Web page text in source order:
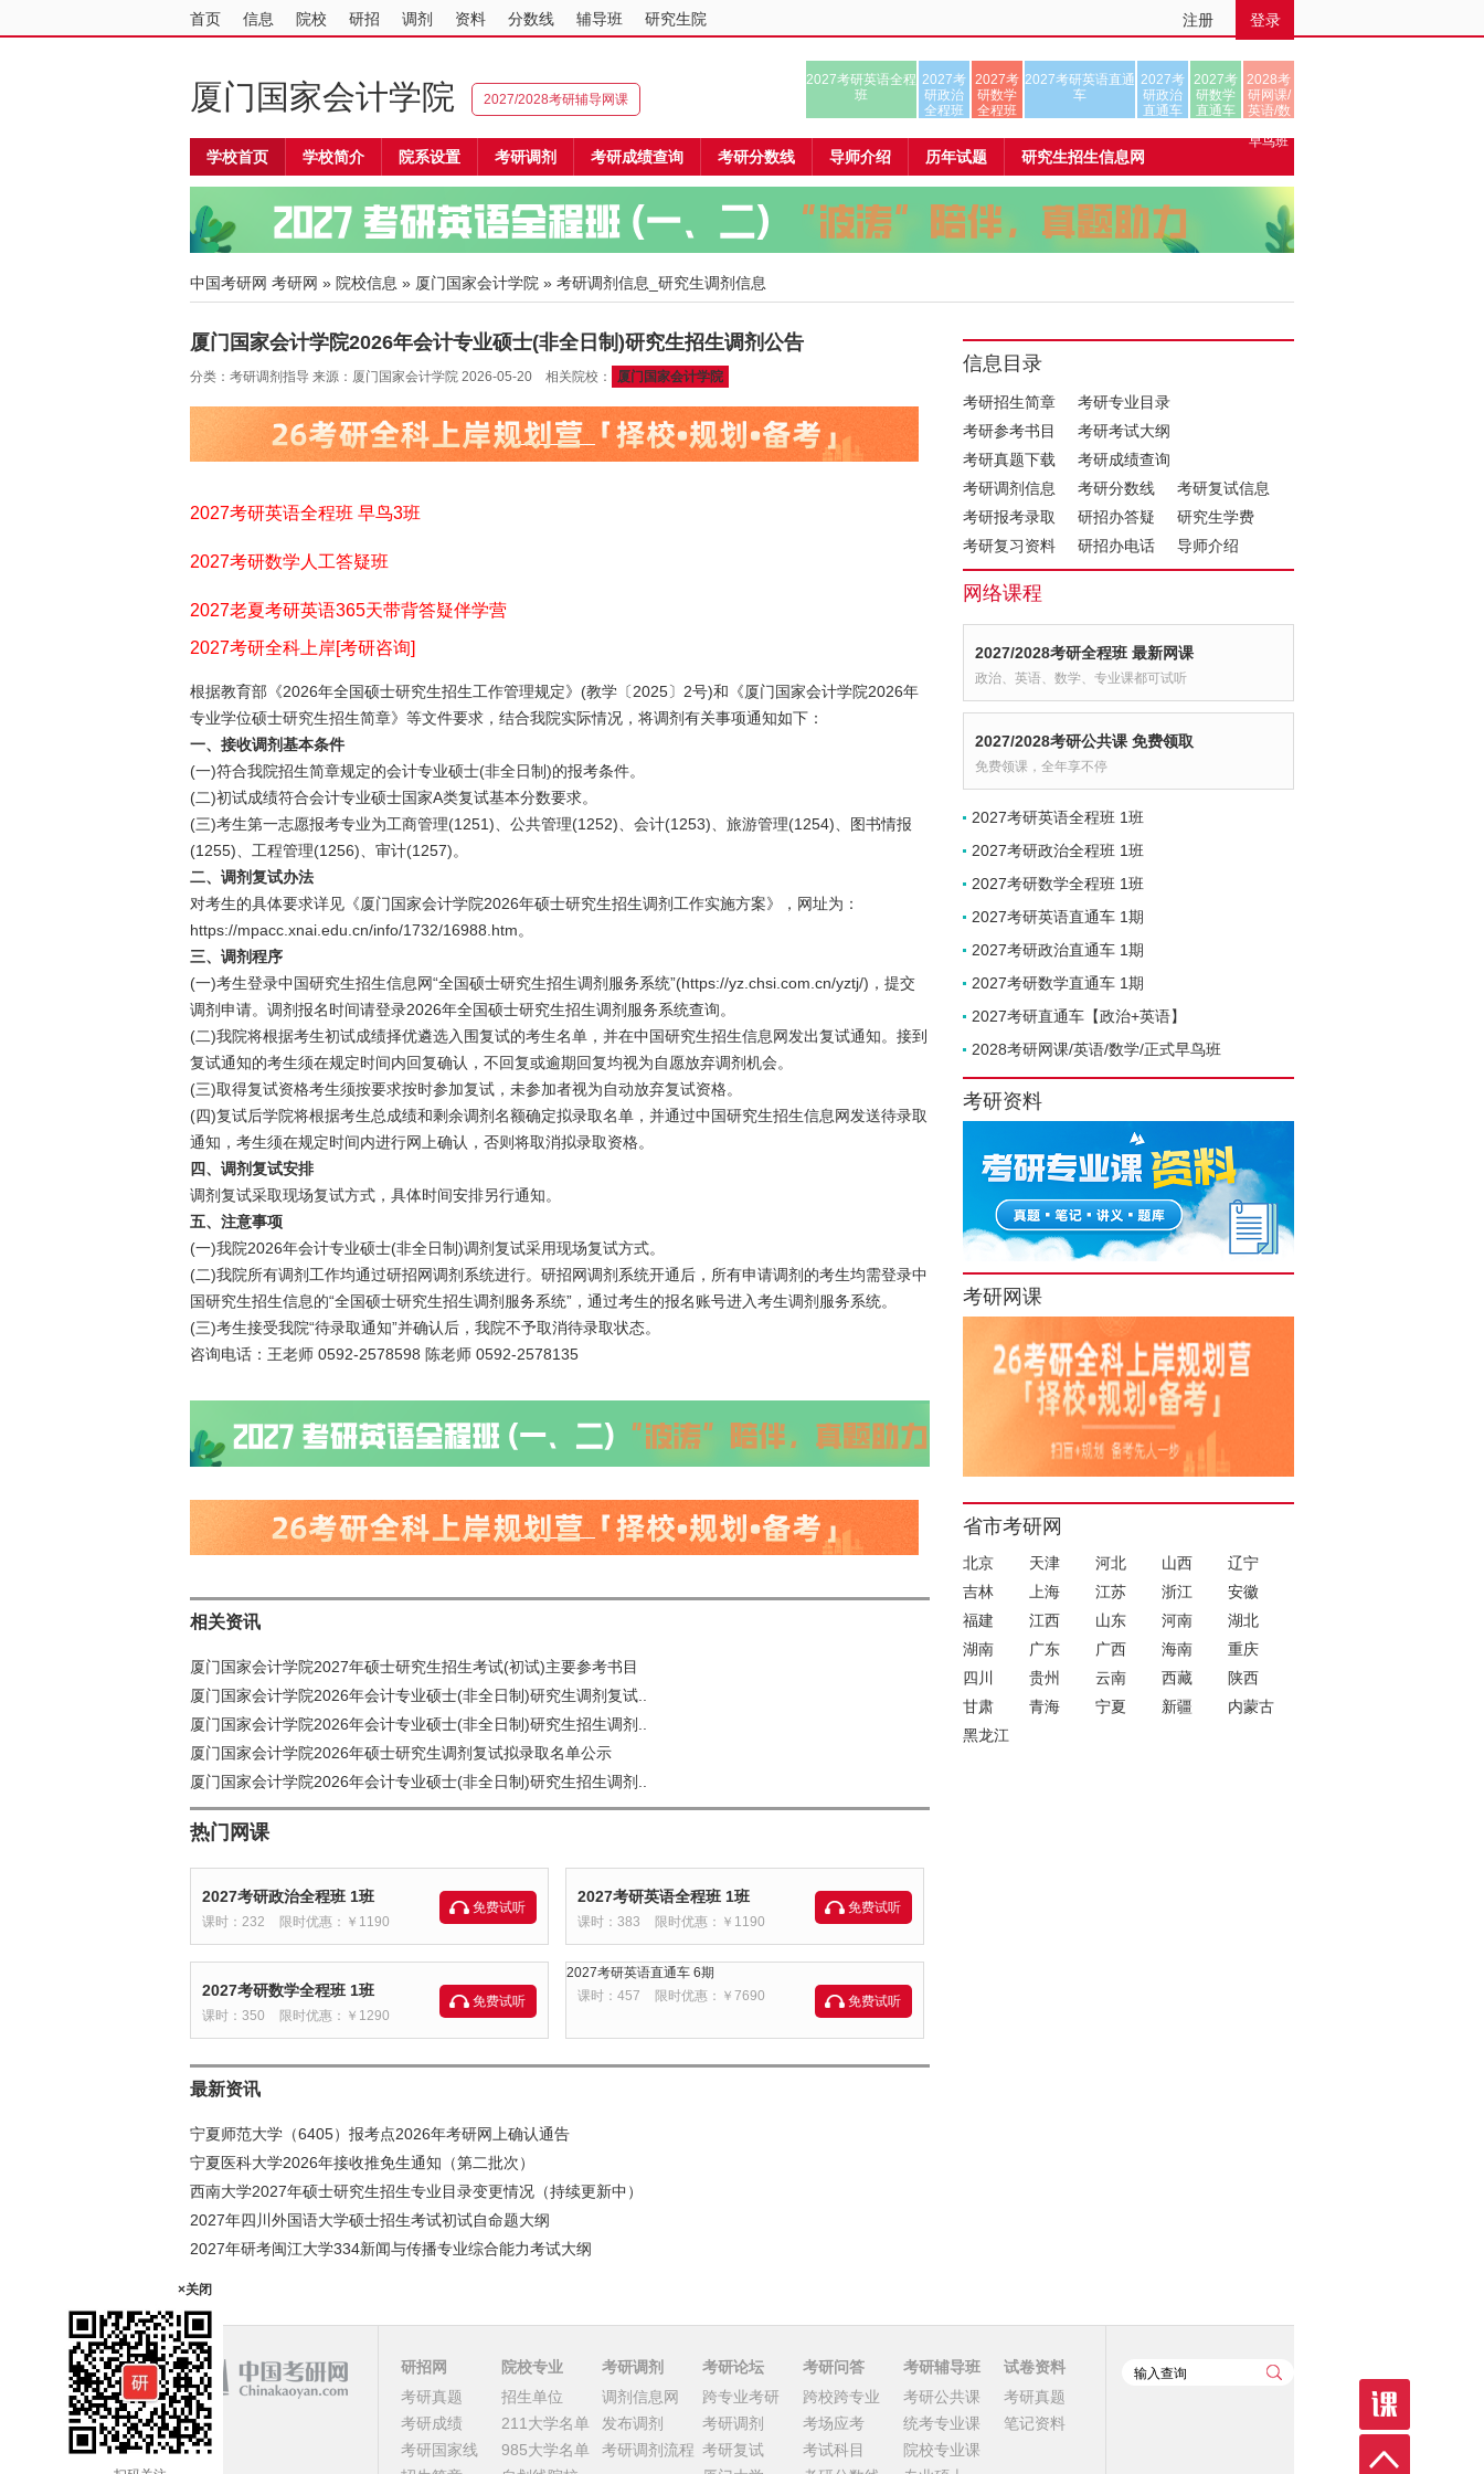
首页 信息 院校 研招 调剂 资料 分数线 辅导班 研究生院 注册 登录
厦门国家会计学院 2027/2028考研辅导网课
2027考研英语全程
班
2027考
研政治
全程班
2027考
研数学
全程班
2027考研英语直通
车
2027考
研政治
直通车
2027考
研数学
直通车
2028考
研网课/
英语/数
早鸟班
学校首页 学校简介 院系设置 考研调剂 考研成绩查询 考研分数线 导师介绍 历年试题 研究生招生信息网
中国考研网 考研网 » 院校信息 » 厦门国家会计学院 » 考研调剂信息_研究生调剂信息
厦门国家会计学院2026年会计专业硕士(非全日制)研究生招生调剂公告
分类：考研调剂指导 来源：厦门国家会计学院 2026-05-20 相关院校： 厦门国家会计学院
2027考研英语全程班 早鸟3班
2027考研数学人工答疑班
2027老夏考研英语365天带背答疑伴学营
2027考研全科上岸[考研咨询]
根据教育部《2026年全国硕士研究生招生工作管理规定》(教学〔2025〕2号)和《厦门国家会计学院2026年
专业学位硕士研究生招生简章》等文件要求，结合我院实际情况，将调剂有关事项通知如下：
一、接收调剂基本条件
(一)符合我院招生简章规定的会计专业硕士(非全日制)的报考条件。
(二)初试成绩符合会计专业硕士国家A类复试基本分数要求。
(三)考生第一志愿报考专业为工商管理(1251)、公共管理(1252)、会计(1253)、旅游管理(1254)、图书情报
(1255)、工程管理(1256)、审计(1257)。
二、调剂复试办法
对考生的具体要求详见《厦门国家会计学院2026年硕士研究生招生调剂工作实施方案》，网址为：
https://mpacc.xnai.edu.cn/info/1732/16988.htm。
三、调剂程序
(一)考生登录中国研究生招生信息网“全国硕士研究生招生调剂服务系统”(https://yz.chsi.com.cn/yztj/)，提交
调剂申请。调剂报名时间请登录2026年全国硕士研究生招生调剂服务系统查询。
(二)我院将根据考生初试成绩择优遴选入围复试的考生名单，并在中国研究生招生信息网发出复试通知。接到
复试通知的考生须在规定时间内回复确认，不回复或逾期回复均视为自愿放弃调剂机会。
(三)取得复试资格考生须按要求按时参加复试，未参加者视为自动放弃复试资格。
(四)复试后学院将根据考生总成绩和剩余调剂名额确定拟录取名单，并通过中国研究生招生信息网发送待录取
通知，考生须在规定时间内进行网上确认，否则将取消拟录取资格。
四、调剂复试安排
调剂复试采取现场复试方式，具体时间安排另行通知。
五、注意事项
(一)我院2026年会计专业硕士(非全日制)调剂复试采用现场复试方式。
(二)我院所有调剂工作均通过研招网调剂系统进行。研招网调剂系统开通后，所有申请调剂的考生均需登录中
国研究生招生信息的“全国硕士研究生招生调剂服务系统”，通过考生的报名账号进入考生调剂服务系统。
(三)考生接受我院“待录取通知”并确认后，我院不予取消待录取状态。
咨询电话：王老师 0592-2578598 陈老师 0592-2578135
相关资讯
厦门国家会计学院2027年硕士研究生招生考试(初试)主要参考书目
厦门国家会计学院2026年会计专业硕士(非全日制)研究生调剂复试..
厦门国家会计学院2026年会计专业硕士(非全日制)研究生招生调剂..
厦门国家会计学院2026年硕士研究生调剂复试拟录取名单公示
厦门国家会计学院2026年会计专业硕士(非全日制)研究生招生调剂..
热门网课
2027考研政治全程班 1班
课时：232 限时优惠：￥1190
免费试听
2027考研英语全程班 1班
课时：383 限时优惠：￥1190
免费试听
2027考研数学全程班 1班
课时：350 限时优惠：￥1290
免费试听
2027考研英语直通车 6期
课时：457
限时优惠：￥7690 免费试听
最新资讯
宁夏师范大学（6405）报考点2026年考研网上确认通告
宁夏医科大学2026年接收推免生通知（第二批次）
西南大学2027年硕士研究生招生专业目录变更情况（持续更新中）
2027年四川外国语大学硕士招生考试初试自命题大纲
2027年研考闽江大学334新闻与传播专业综合能力考试大纲
信息目录
考研招生简章
考研专业目录
考研参考书目
考研考试大纲
考研真题下载
考研成绩查询
考研调剂信息
考研分数线
考研复试信息
考研报考录取
研招办答疑
研究生学费
考研复习资料
研招办电话 导师介绍
网络课程
2027/2028考研全程班 最新网课
政治、英语、数学、专业课都可试听
2027/2028考研公共课 免费领取
免费领课，全年享不停
2027考研英语全程班 1班
2027考研政治全程班 1班
2027考研数学全程班 1班
2027考研英语直通车 1期
2027考研政治直通车 1期
2027考研数学直通车 1期
2027考研直通车【政治+英语】
2028考研网课/英语/数学/正式早鸟班
考研资料
考研网课
省市考研网
北京 天津 河北 山西
辽宁
吉林
上海 江苏 浙江
安徽
福建
江西 山东 河南
湖北
湖南
广东 广西 海南
重庆
四川
贵州 云南 西藏
陕西
甘肃
青海 宁夏 新疆
内蒙古
黑龙江
研招网
考研真题
考研成绩
考研国家线
院校专业
招生单位
211大学名单
985大学名单
考研调剂
调剂信息网
发布调剂
考研调剂流程
考研论坛
跨专业考研
考研调剂
考研复试
考研问答
跨校跨专业
考场应考
考试科目
考研辅导班
考研公共课
统考专业课
院校专业课
试卷资料
考研真题
笔记资料
×关闭
课程